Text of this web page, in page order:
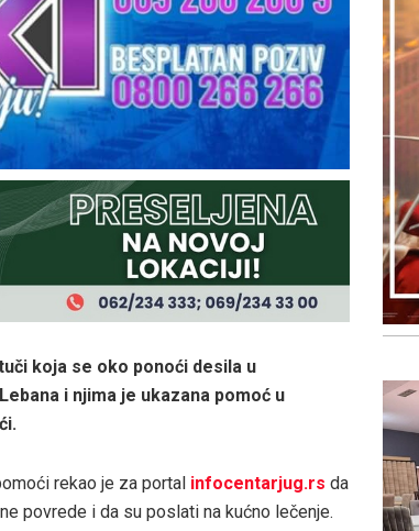
koja se oko ponoći desila u
i njima je ukazana pomoć u
rekao je za portal infocentarjug.rs da
povrede i da su poslati na kućno lečenje.